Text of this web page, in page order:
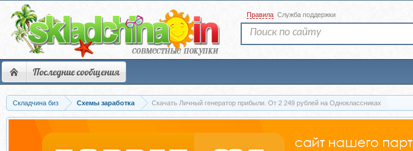
Последние сообщения
Правила Служба поддержки
Складчина биз Схемы заработка Скачать Личный генератор прибыли. От 2 249 рублей на Одноклассниках